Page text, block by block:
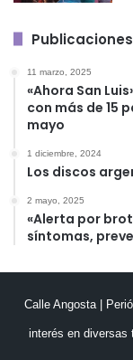
11 marzo, 2025
«Ahora San
con más de 15
mayo
1 diciembre, 2024
Los discos
2 mayo, 2025
«Alerta por
síntomas,
Calle Angosta |
interés en diversas